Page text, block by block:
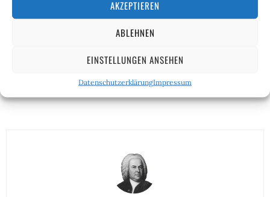
AKZEPTIEREN
ABLEHNEN
EINSTELLUNGEN ANSEHEN
DatenschutzerklärungImpressum
zimperlich, das Privatleben von Leuten stören zu lassen,
wenn diese böse Worte im Internet über ihn schreiben.
Mag sein, dass die Beleuchtung der wissenschaftlichen
feine englische Art ist – aber mein Mitleid hält sich
dennoch in Grenzen.